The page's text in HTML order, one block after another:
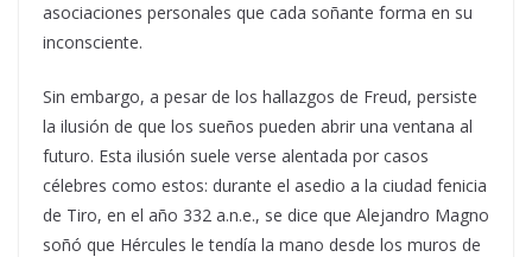
asociaciones personales que cada soñante forma en su
inconsciente.
Sin embargo, a pesar de los hallazgos de Freud, persiste
la ilusión de que los sueños pueden abrir una ventana al
futuro. Esta ilusión suele verse alentada por casos
célebres como estos: durante el asedio a la ciudad fenicia
de Tiro, en el año 332 a.n.e., se dice que Alejandro Magno
soñó que Hércules le tendía la mano desde los muros de